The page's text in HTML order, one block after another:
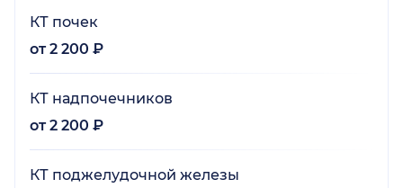
КТ почек
от 2 200 ₽
КТ надпочечников
от 2 200 ₽
КТ поджелудочной железы